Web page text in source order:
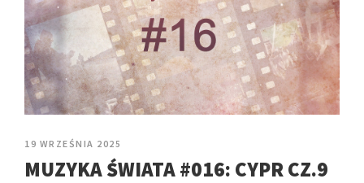
19 WRZEŚNIA 2025
MUZYKA ŚWIATA #016: CYPR CZ.9